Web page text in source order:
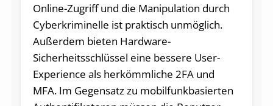
Online-Zugriff und die Manipulation durch
Cyberkriminelle ist praktisch unmöglich.
Außerdem bieten Hardware-
Sicherheitsschlüssel eine bessere User-
Experience als herkömmliche 2FA und
MFA. Im Gegensatz zu mobilfunkbasierten